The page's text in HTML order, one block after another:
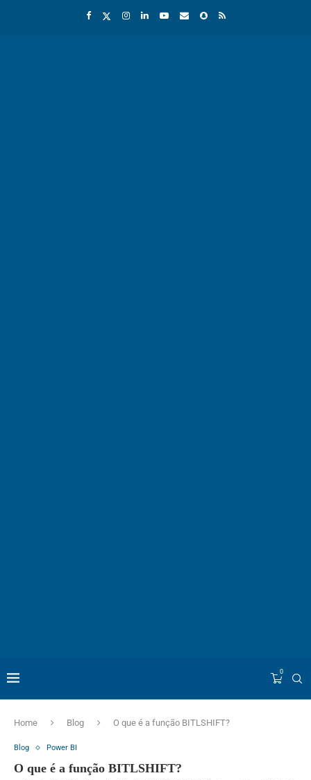
0
Home Blog O que é a função BITLSHIFT?
Blog Power BI
O que é a função BITLSHIFT?